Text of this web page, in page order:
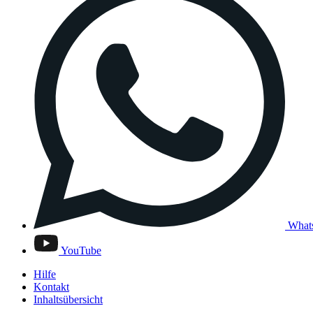
YouTube
Hilfe
Kontakt
Inhaltsübersicht